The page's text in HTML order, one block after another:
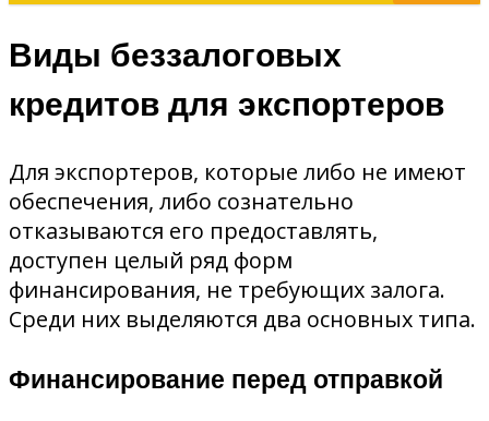
Виды беззалоговых
кредитов для экспортеров
Для экспортеров, которые либо не имеют
обеспечения, либо сознательно
отказываются его предоставлять,
доступен целый ряд форм
финансирования, не требующих залога.
Среди них выделяются два основных типа.
Финансирование перед отправкой